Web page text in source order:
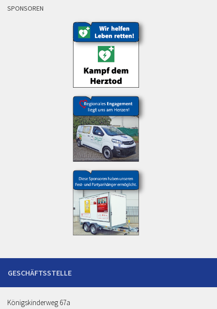
SPONSOREN
Königskinderweg 67a